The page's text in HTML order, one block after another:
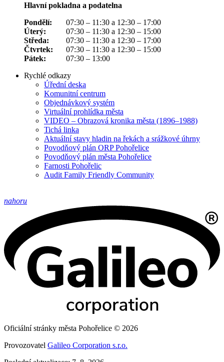
Hlavní pokladna a podatelna
Pondělí:
07:30 – 11:30 a 12:30 – 17:00
Úterý:
07:30 – 11:30 a 12:30 – 15:00
Středa:
07:30 – 11:30 a 12:30 – 17:00
Čtvrtek:
07:30 – 11:30 a 12:30 – 15:00
Pátek:
07:30 – 13:00
Rychlé odkazy
Úřední deska
Komunitní centrum
Objednávkový systém
Virtuální prohlídka města
VIDEO – Obrazová kronika města (1896–1988)
Tichá linka
Aktuální stavy hladin na řekách a srážkové úhrny
Povodňový plán ORP Pohořelice
Povodňový plán města Pohořelice
Farnosti Pohořelic
Audit Family Friendly Community
nahoru
Oficiální stránky města Pohořelice © 2026
Provozovatel Galileo Corporation s.r.o.